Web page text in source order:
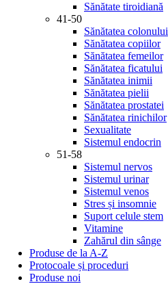
Sănătate tiroidiană
41-50
Sănătatea colonului
Sănătatea copiilor
Sănătatea femeilor
Sănătatea ficatului
Sănătatea inimii
Sănătatea pielii
Sănătatea prostatei
Sănătatea rinichilor
Sexualitate
Sistemul endocrin
51-58
Sistemul nervos
Sistemul urinar
Sistemul venos
Stres și insomnie
Suport celule stem
Vitamine
Zahărul din sânge
Produse de la A-Z
Protocoale și proceduri
Produse noi